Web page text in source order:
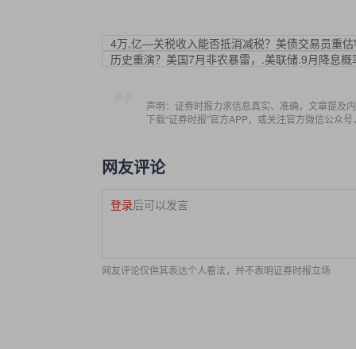
4万,亿—关税收入能否抵消减税？美债交易员重
历史重演？美国7月非农暴雷，.美联储.9月降息概
声明：证券时报力求信息真实、准确，文章提及
下载“证券时报”官方APP，或关注官方微信公众
网友评论
登录后可以发言
网友评论仅供其表达个人看法，并不表明证券时报立场